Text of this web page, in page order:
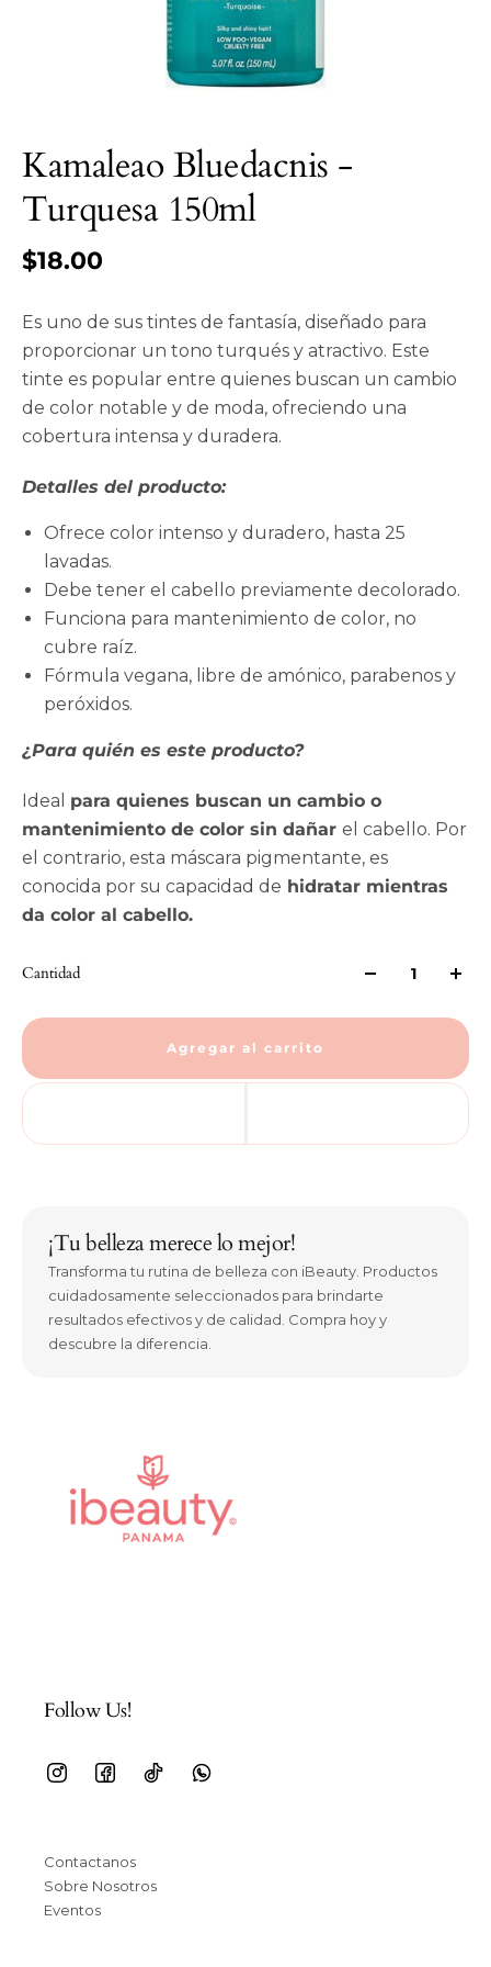
Kamaleao Bluedacnis -
Turquesa 150ml
$18.00
Es uno de sus tintes de fantasía, diseñado para
proporcionar un tono turqués y atractivo. Este
tinte es popular entre quienes buscan un cambio
de color notable y de moda, ofreciendo una
cobertura intensa y duradera.
Detalles del producto:
Ofrece color intenso y duradero, hasta 25
lavadas.
Debe tener el cabello previamente decolorado.
Funciona para mantenimiento de color, no
cubre raíz.
Fórmula vegana, libre de amónico, parabenos y
peróxidos.
¿Para quién es este producto?
Ideal para quienes buscan un cambio o
mantenimiento de color sin dañar el cabello. Por
el contrario, esta máscara pigmentante, es
conocida por su capacidad de hidratar mientras
da color al cabello.
Cantidad
Agregar al carrito
¡Tu belleza merece lo mejor!
Transforma tu rutina de belleza con iBeauty. Productos
cuidadosamente seleccionados para brindarte
resultados efectivos y de calidad. Compra hoy y
descubre la diferencia.
Follow Us!
Contactanos
Sobre Nosotros
Eventos